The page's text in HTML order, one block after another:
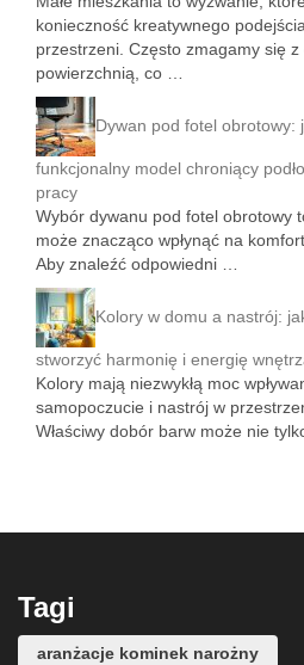
konieczność kreatywnego
przestrzeni. Często zmagamy się
powierzchnią, co …
Dywan pod fotel obrotowy:
funkcjonalny model chroniący
pracy
Wybór dywanu pod fotel obrotowy
może znacząco wpłynąć na
Aby znaleźć odpowiedni …
Kolory w domu a nastrój:
stworzyć harmonię i energię
Kolory mają niezwykłą moc
samopoczucie i nastrój w
Właściwy dobór barw może nie
Tagi
aranżacje kominek narożny